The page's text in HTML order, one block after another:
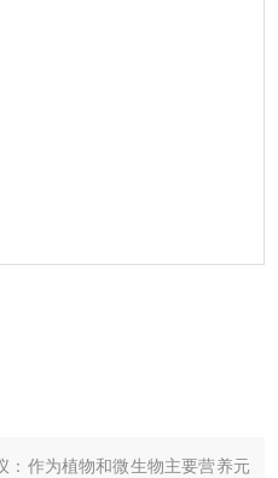
：作为植物和微生物主要营养元